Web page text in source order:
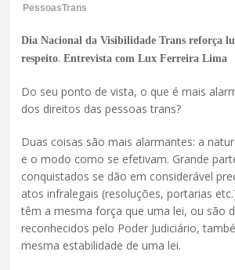
PessoasTrans
Dia Nacional da Visibilidade Trans reforça
respeito. Entrevista com Lux Ferreira Lima
Do seu ponto de vista, o que é mais
dos direitos das pessoas trans?
Duas coisas são mais alarmantes: a
e o modo como se efetivam. Grande
conquistados se dão em considerável
atos infralegais (resoluções, portarias
têm a mesma força que uma lei, ou são
reconhecidos pelo Poder Judiciário,
mesma estabilidade de uma lei.